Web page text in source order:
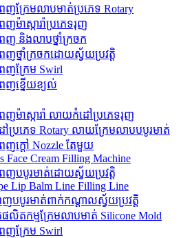
ញក្រែមលាបមាត់ប្រភេទ Rotary
ម៉ាស្ការ៉ាប្រភេទរុញ
ញ និងលាបថ្នាំក្រចក
ថ្នាំក្រចកដោយស្វ័យប្រវត្តិ
ញក្រែម Swirl
ញខ្នើយខ្យល់
ញម៉ាស្ការ៉ា លាយកំដៅប្រភេទរុញ
ប្រភេទ Rotary លាយក្រែមលាបបបូរមាត់
ញក្តៅ Nozzle តែមួយ
Face Cream Filling Machine
ញបបូរមាត់ដោយស្វ័យប្រវត្តិ
Lip Balm Line Filling Line
ញបបូរមាត់ពាក់កណ្តាលស្វ័យប្រវត្តិ
ផលិតកម្មក្រែមលាបមាត់ Silicone Mold
ញក្រែម Swirl